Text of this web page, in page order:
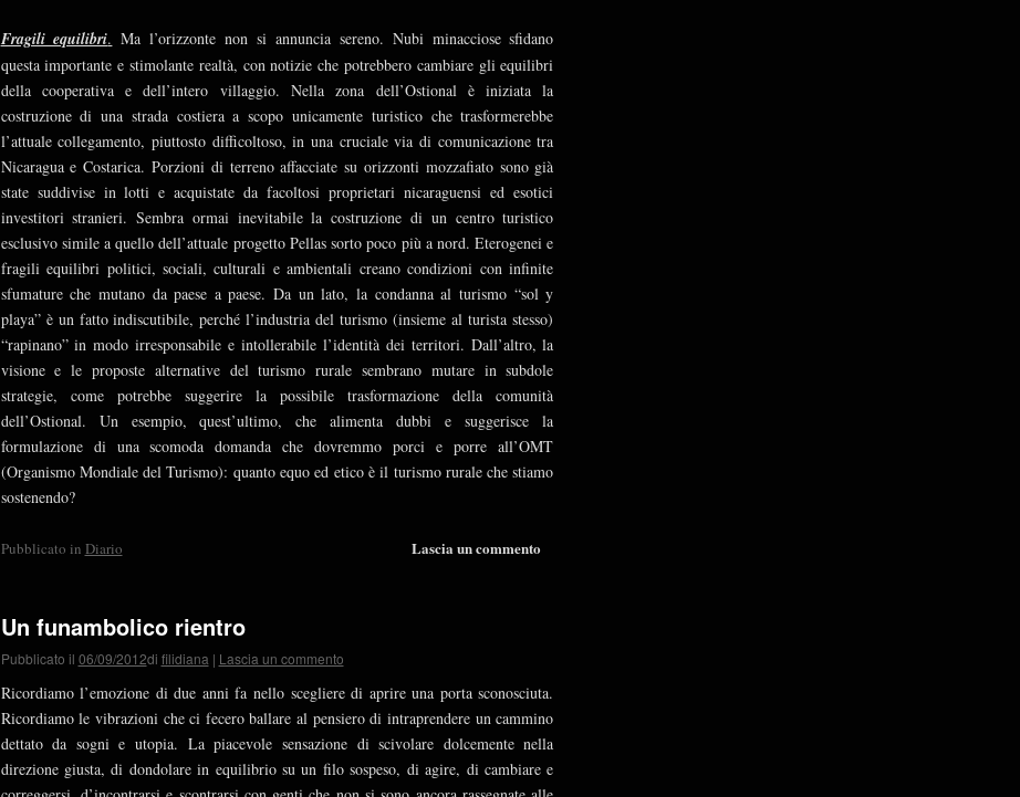
Fragili equilibri. Ma l’orizzonte non si annuncia sereno. Nubi minacciose sfidano
questa importante e stimolante realtà, con notizie che potrebbero cambiare gli equilibri
della cooperativa e dell’intero villaggio. Nella zona dell’Ostional è iniziata la
costruzione di una strada costiera a scopo unicamente turistico che trasformerebbe
l’attuale collegamento, piuttosto difficoltoso, in una cruciale via di comunicazione tra
Nicaragua e Costarica. Porzioni di terreno affacciate su orizzonti mozzafiato sono già
state suddivise in lotti e acquistate da facoltosi proprietari nicaraguensi ed esotici
investitori stranieri. Sembra ormai inevitabile la costruzione di un centro turistico
esclusivo simile a quello dell’attuale progetto Pellas sorto poco più a nord. Eterogenei e
fragili equilibri politici, sociali, culturali e ambientali creano condizioni con infinite
sfumature che mutano da paese a paese. Da un lato, la condanna al turismo “sol y
playa” è un fatto indiscutibile, perché l’industria del turismo (insieme al turista stesso)
“rapinano” in modo irresponsabile e intollerabile l’identità dei territori. Dall’altro, la
visione e le proposte alternative del turismo rurale sembrano mutare in subdole
strategie, come potrebbe suggerire la possibile trasformazione della comunità
dell’Ostional. Un esempio, quest’ultimo, che alimenta dubbi e suggerisce la
formulazione di una scomoda domanda che dovremmo porci e porre all’OMT
(Organismo Mondiale del Turismo): quanto equo ed etico è il turismo rurale che stiamo
sostenendo?
Lascia un commento
Pubblicato in Diario
Un funambolico rientro
Pubblicato il 06/09/2012di filidiana | Lascia un commento
Ricordiamo l’emozione di due anni fa nello scegliere di aprire una porta sconosciuta.
Ricordiamo le vibrazioni che ci fecero ballare al pensiero di intraprendere un cammino
dettato da sogni e utopia. La piacevole sensazione di scivolare dolcemente nella
direzione giusta, di dondolare in equilibrio su un filo sospeso, di agire, di cambiare e